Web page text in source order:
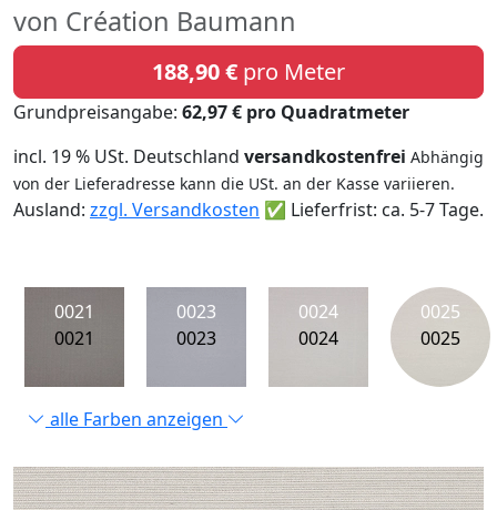
von Création Baumann
188,90 € pro Meter
Grundpreisangabe: 62,97 € pro Quadratmeter
incl. 19 % USt. Deutschland versandkostenfrei Abhängig
von der Lieferadresse kann die USt. an der Kasse variieren.
Ausland: zzgl. Versandkosten ✅ Lieferfrist: ca. 5-7 Tage.
0021
0021
0023
0023
0024
0024
0025
0025
alle Farben anzeigen